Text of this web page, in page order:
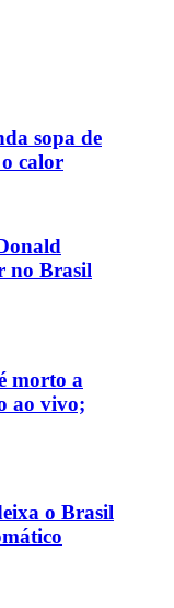
sopa de
calor
no Brasil
morto a
ao vivo;
o Brasil